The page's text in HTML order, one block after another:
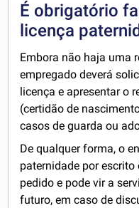
É obrigatório
licença
Embora não haja uma
empregado deverá
licença e apresentar o
(certidão de
casos de guarda ou
De qualquer forma, o
paternidade por
pedido e pode vir a
futuro, em caso de